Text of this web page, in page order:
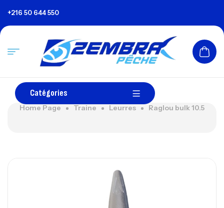
+216 50 644 550
Catégories
Home Page Traine Leurres Raglou bulk 10.5